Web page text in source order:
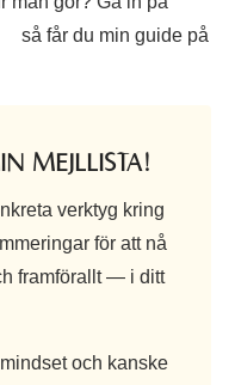
så får du min guide på
MEJLLISTA!
verktyg kring
för att nå
framförallt — i ditt
och kanske